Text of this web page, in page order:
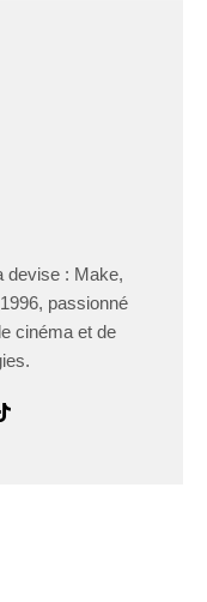
devise : Make,
passionné
cinéma et de